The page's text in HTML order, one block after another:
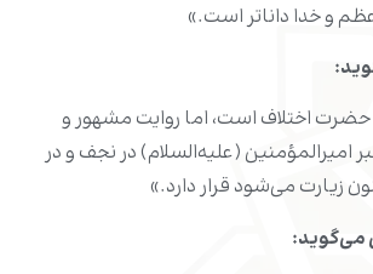
و خدا داناتر است.»
:
اختلاف است، اما روایت مشهور و
امیرالمؤمنین (علیه‌السلام) در نجف و در
زیارت می‌شود قرار دارد.»
می‌گوید: